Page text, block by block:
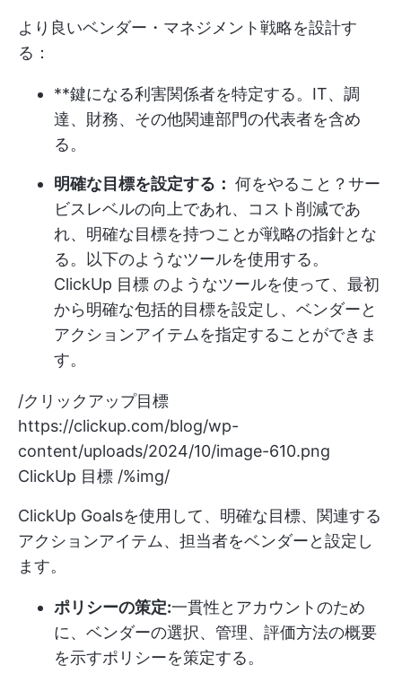
より良いベンダー・マネジメント戦略を設計す
る：
**鍵になる利害関係者を特定する。IT、調
達、財務、その他関連部門の代表者を含め
る。
明確な目標を設定する： 何をやること？サー
ビスレベルの向上であれ、コスト削減であ
れ、明確な目標を持つことが戦略の指針とな
る。以下のようなツールを使用する。
ClickUp 目標 のようなツールを使って、最初
から明確な包括的目標を設定し、ベンダーと
アクションアイテムを指定することができま
す。
/クリックアップ目標
https://clickup.com/blog/wp-
content/uploads/2024/10/image-610.png
ClickUp 目標 /%img/
ClickUp Goalsを使用して、明確な目標、関連する
アクションアイテム、担当者をベンダーと設定し
ます。
ポリシーの策定:一貫性とアカウントのため
に、ベンダーの選択、管理、評価方法の概要
を示すポリシーを策定する。